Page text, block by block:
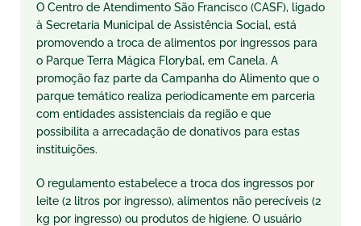
O Centro de Atendimento São Francisco (CASF), ligado
à Secretaria Municipal de Assistência Social, está
promovendo a troca de alimentos por ingressos para
o Parque Terra Mágica Florybal, em Canela. A
promoção faz parte da Campanha do Alimento que o
parque temático realiza periodicamente em parceria
com entidades assistenciais da região e que
possibilita a arrecadação de donativos para estas
instituições.
O regulamento estabelece a troca dos ingressos por
leite (2 litros por ingresso), alimentos não perecíveis (2
kg por ingresso) ou produtos de higiene. O usuário